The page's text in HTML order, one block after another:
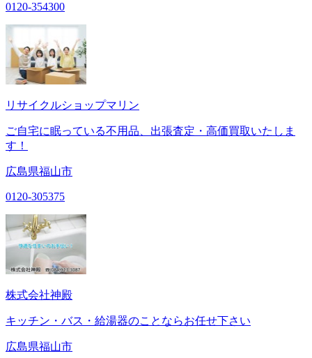
0120-354300
リサイクルショップマリン
ご自宅に眠っている不用品、出張査定・高価買取いたしま
す！
広島県福山市
0120-305375
株式会社神殿
キッチン・バス・給湯器のことならお任せ下さい
広島県福山市